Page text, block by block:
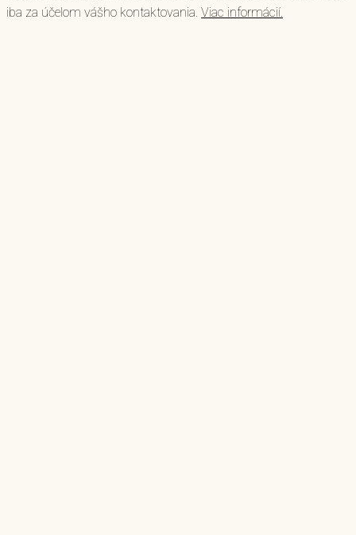
iba za účelom vášho kontaktovania. Viac informácií.